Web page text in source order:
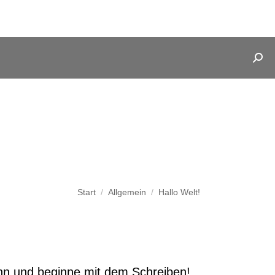
Sie befinden sich hier:
Start Allgemein Hallo Welt!
und beginne mit dem Schreiben!